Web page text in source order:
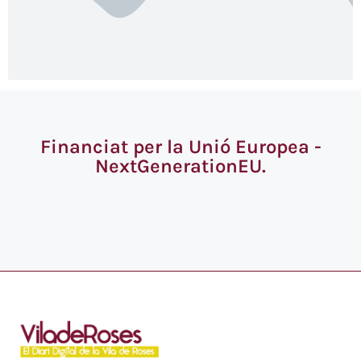
Financiat per la Unió Europea -
NextGenerationEU.